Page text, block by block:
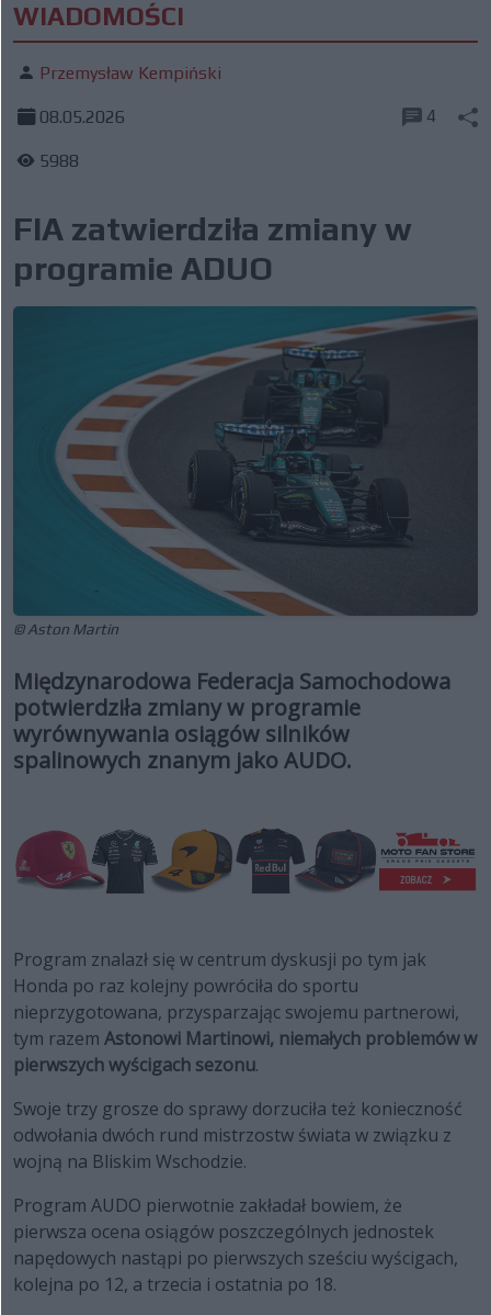
WIADOMOŚCI
Przemysław Kempiński
08.05.2026
5988
4
FIA zatwierdziła zmiany w
programie ADUO
© Aston Martin
Międzynarodowa Federacja Samochodowa
potwierdziła zmiany w programie
wyrównywania osiągów silników
spalinowych znanym jako AUDO.
Program znalazł się w centrum dyskusji po tym jak
Honda po raz kolejny powróciła do sportu
nieprzygotowana, przysparzając swojemu partnerowi,
tym razem Astonowi Martinowi, niemałych problemów w
pierwszych wyścigach sezonu.
Swoje trzy grosze do sprawy dorzuciła też konieczność
odwołania dwóch rund mistrzostw świata w związku z
wojną na Bliskim Wschodzie.
Program AUDO pierwotnie zakładał bowiem, że
pierwsza ocena osiągów poszczególnych jednostek
napędowych nastąpi po pierwszych sześciu wyścigach,
kolejna po 12, a trzecia i ostatnia po 18.